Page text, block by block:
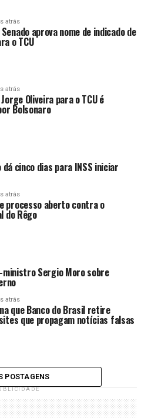
atrás
aprova nome de indicado de
o TCU
atrás
Oliveira para o TCU é
Bolsonaro
cinco dias para INSS iniciar
atrás
processo aberto contra o
do Rêgo
ministro Sergio Moro sobre
atrás
que Banco do Brasil retire
que propagam notícias falsas
POSTAGENS